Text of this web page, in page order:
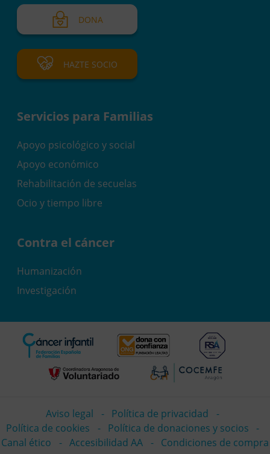
DONA
HAZTE SOCIO
Servicios para Familias
Apoyo psicológico y social
Apoyo económico
Rehabilitación de secuelas
Ocio y tiempo libre
Contra el cáncer
Humanización
Investigación
Aviso legal
Política de privacidad
Política de cookies
Política de donaciones y socios
Canal ético
Accesibilidad AA Condiciones de compra